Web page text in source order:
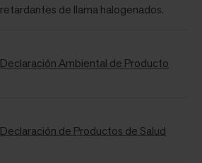
retardantes de llama halogenados.
Declaración Ambiental de Producto
Declaración de Productos de Salud